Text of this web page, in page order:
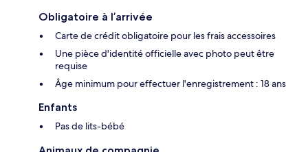
Obligatoire à l’arrivée
Carte de crédit obligatoire pour les frais accessoires
Une pièce d'identité officielle avec photo peut être
requise
Âge minimum pour effectuer l'enregistrement : 18 ans
Enfants
Pas de lits-bébé